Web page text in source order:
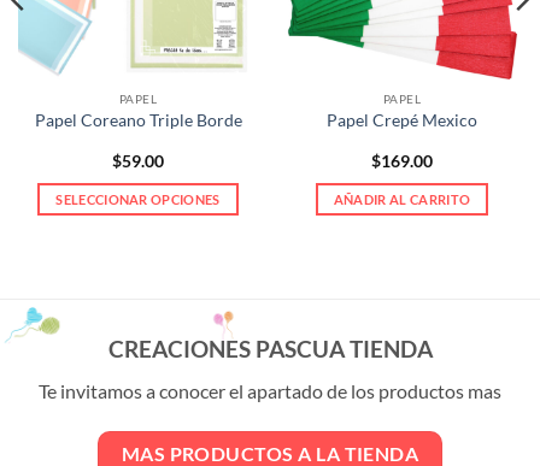
PAPEL
Papel Coreano Triple Borde
$59.00
SELECCIONAR OPCIONES
Las
se
pueden
elegir
PAPEL
Papel Crepé Mexico
$169.00
AÑADIR AL CARRITO
CREACIONES PASCUA TIENDA
Te invitamos a conocer el apartado de los productos mas
MAS PRODUCTOS A LA TIENDA